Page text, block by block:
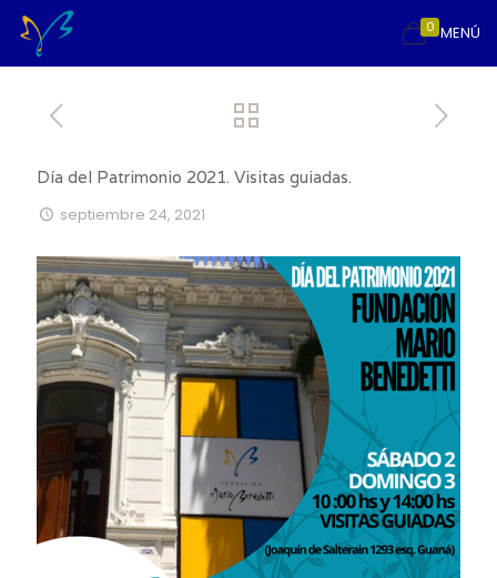
MENÚ
0
Día del Patrimonio 2021. Visitas guiadas.
septiembre 24, 2021